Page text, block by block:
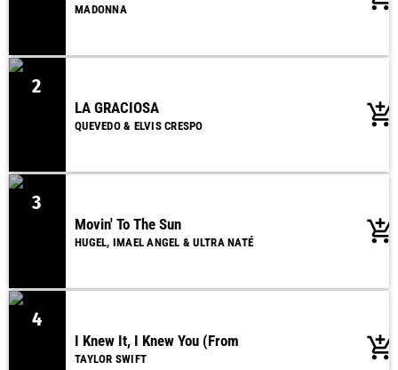
MADONNA
2
LA GRACIOSA
QUEVEDO & ELVIS CRESPO add_shopping_cart
3
Movin' To The Sun
HUGEL, IMAEL ANGEL & ULTRA NATÉ add_shopping_cart
4
I Knew It, I Knew You (From
TAYLOR SWIFT add_shopping_cart